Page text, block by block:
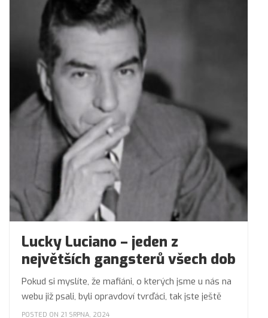
Lucky Luciano – jeden z
největších gangsterů všech dob
Pokud si myslíte, že mafiáni, o kterých jsme u nás na
webu již psali, byli opravdoví tvrďáci, tak jste ještě
POSTED ON 21 SRPNA, 2024